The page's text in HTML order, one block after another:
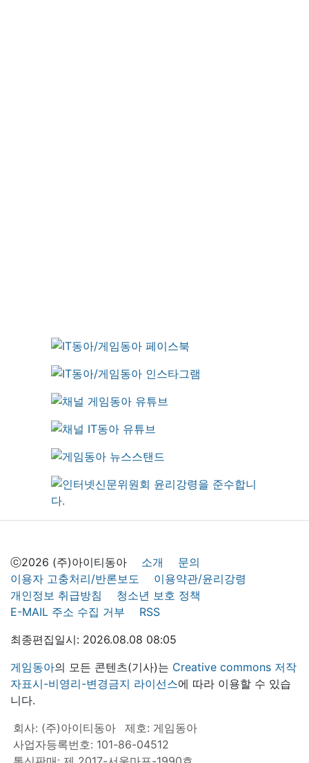
ⓒ2026 (주)아이티동아 소개
문의
이용자 고충처리/반론보도
이용약관/윤리강령
개인정보 취급방침
청소년 보호 정책
E-MAIL 주소 수집 거부
RSS
최종편집일시: 2026.08.08 08:05
게임동아의 모든 콘텐츠(기사)는 Creative commons 저작
자표시-비영리-변경금지 라이선스에 따라 이용할 수 있습
니다.
회사: (주)아이티동아
제호: 게임동아
사업자등록번호: 101-86-04512